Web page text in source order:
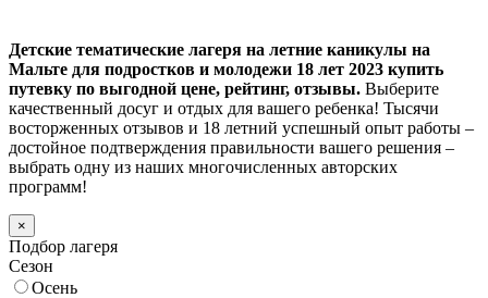
Детские тематические лагеря на летние каникулы на
Мальте для подростков и молодежи 18 лет 2023 купить
путевку по выгодной цене, рейтинг, отзывы. Выберите
качественный досуг и отдых для вашего ребенка! Тысячи
восторженных отзывов и 18 летний успешный опыт работы –
достойное подтверждения правильности вашего решения –
выбрать одну из наших многочисленных авторских
программ!
×
Подбор лагеря
Сезон
Осень